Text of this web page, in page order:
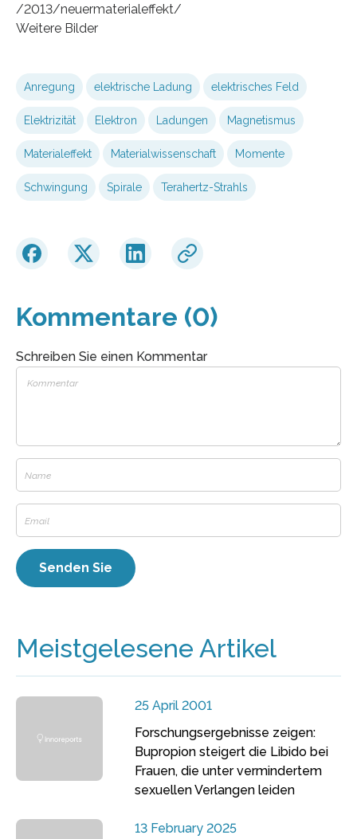
/2013/neuermaterialeffekt/
Weitere Bilder
Anregung elektrische Ladung elektrisches Feld
Elektrizität Elektron Ladungen Magnetismus
Materialeffekt Materialwissenschaft Momente
Schwingung Spirale Terahertz-Strahls
Kommentare (0)
Schreiben Sie einen Kommentar
Meistgelesene Artikel
25 April 2001
Forschungsergebnisse zeigen:
Bupropion steigert die Libido bei
Frauen, die unter vermindertem
sexuellen Verlangen leiden
13 February 2025